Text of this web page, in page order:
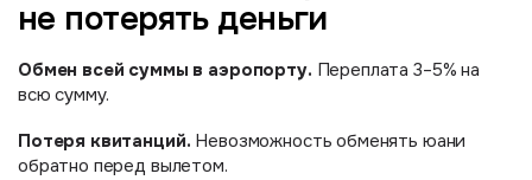
не потерять деньги
Обмен всей суммы в аэропорту. Переплата 3–5% на
всю сумму.
Потеря квитанций. Невозможность обменять юани
обратно перед вылетом.